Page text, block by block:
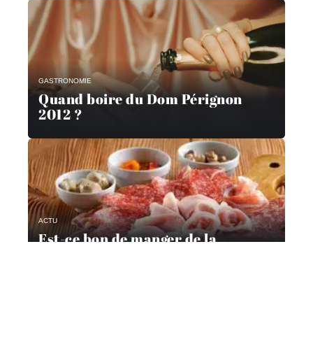
GASTRONOMIE
Quand boire du Dom Pérignon
2012 ?
ACTU
Est-ce bon de manger de la